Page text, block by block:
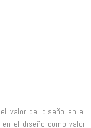
valor del diseño en el
el diseño como valor